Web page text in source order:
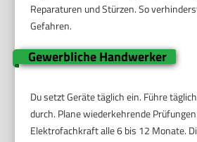
Reparaturen und Stürzen. So
Gefahren.
Gewerbliche Handwerker
Du setzt Geräte täglich ein. Führe
durch. Plane wiederkehrende
Elektrofachkraft alle 6 bis 12 Monate.